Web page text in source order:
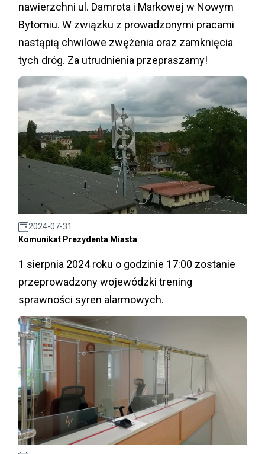
nawierzchni ul. Damrota i Markowej w Nowym
Bytomiu. W związku z prowadzonymi pracami
nastąpią chwilowe zwężenia oraz zamknięcia
tych dróg. Za utrudnienia przepraszamy!
2024-07-31
Komunikat Prezydenta Miasta
1 sierpnia 2024 roku o godzinie 17:00 zostanie
przeprowadzony wojewódzki trening
sprawności syren alarmowych.